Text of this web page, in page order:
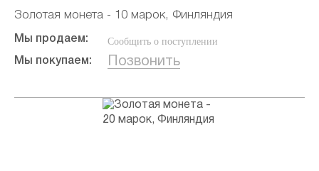
Золотая монета - 10 марок, Финляндия
Мы продаем: Сообщить о поступлении
Мы покупаем: Позвонить